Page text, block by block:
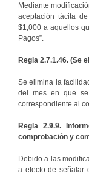
Mediante
aceptación tácita
$1,000 a aquellos
Pagos”.
Regla 2.7.1.46. (Se
Se elimina la
del mes en que
correspondiente al
Regla 2.9.9.
comprobación y
Debido a las
a efecto de señalar